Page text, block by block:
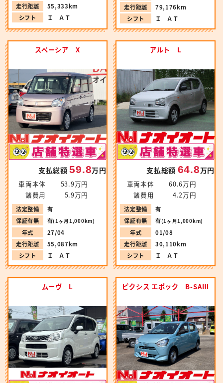
走行距離
55,333km
シフト
Ｉ ＡＴ
走行距離
79,176km
シフト
Ｉ ＡＴ
スペーシア X
支払総額59.8万円
車両本体
53.9万円
諸費用
5.9万円
法定整備
有
保証有無
有(1ヶ月1,000km)
年式
27/04
走行距離
55,087km
シフト
Ｉ ＡＴ
アルト L
支払総額 64.8万円
車両本体
60.6万円
諸費用
4.2万円
法定整備
有
保証有無
有(1ヶ月1,000km)
年式
01/08
走行距離
30,110km
シフト
Ｉ ＡＴ
ムーヴ L ピクシス エポック B-SAⅢ